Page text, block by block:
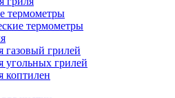
термометры
термометры
газовый грилей
угольных грилей
коптилен